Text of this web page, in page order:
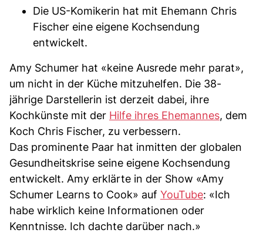
Die US-Komikerin hat mit Ehemann Chris
Fischer eine eigene Kochsendung
entwickelt.
Amy Schumer hat «keine Ausrede mehr parat»,
um nicht in der Küche mitzuhelfen. Die 38-
jährige Darstellerin ist derzeit dabei, ihre
Kochkünste mit der Hilfe ihres Ehemannes, dem
Koch Chris Fischer, zu verbessern.
Das prominente Paar hat inmitten der globalen
Gesundheitskrise seine eigene Kochsendung
entwickelt. Amy erklärte in der Show «Amy
Schumer Learns to Cook» auf YouTube: «Ich
habe wirklich keine Informationen oder
Kenntnisse. Ich dachte darüber nach.»